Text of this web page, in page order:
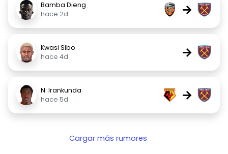
Bamba Dieng
hace 2d
→
Kwasi Sibo
hace 4d
→
N. Irankunda
hace 5d
→
Cargar más rumores